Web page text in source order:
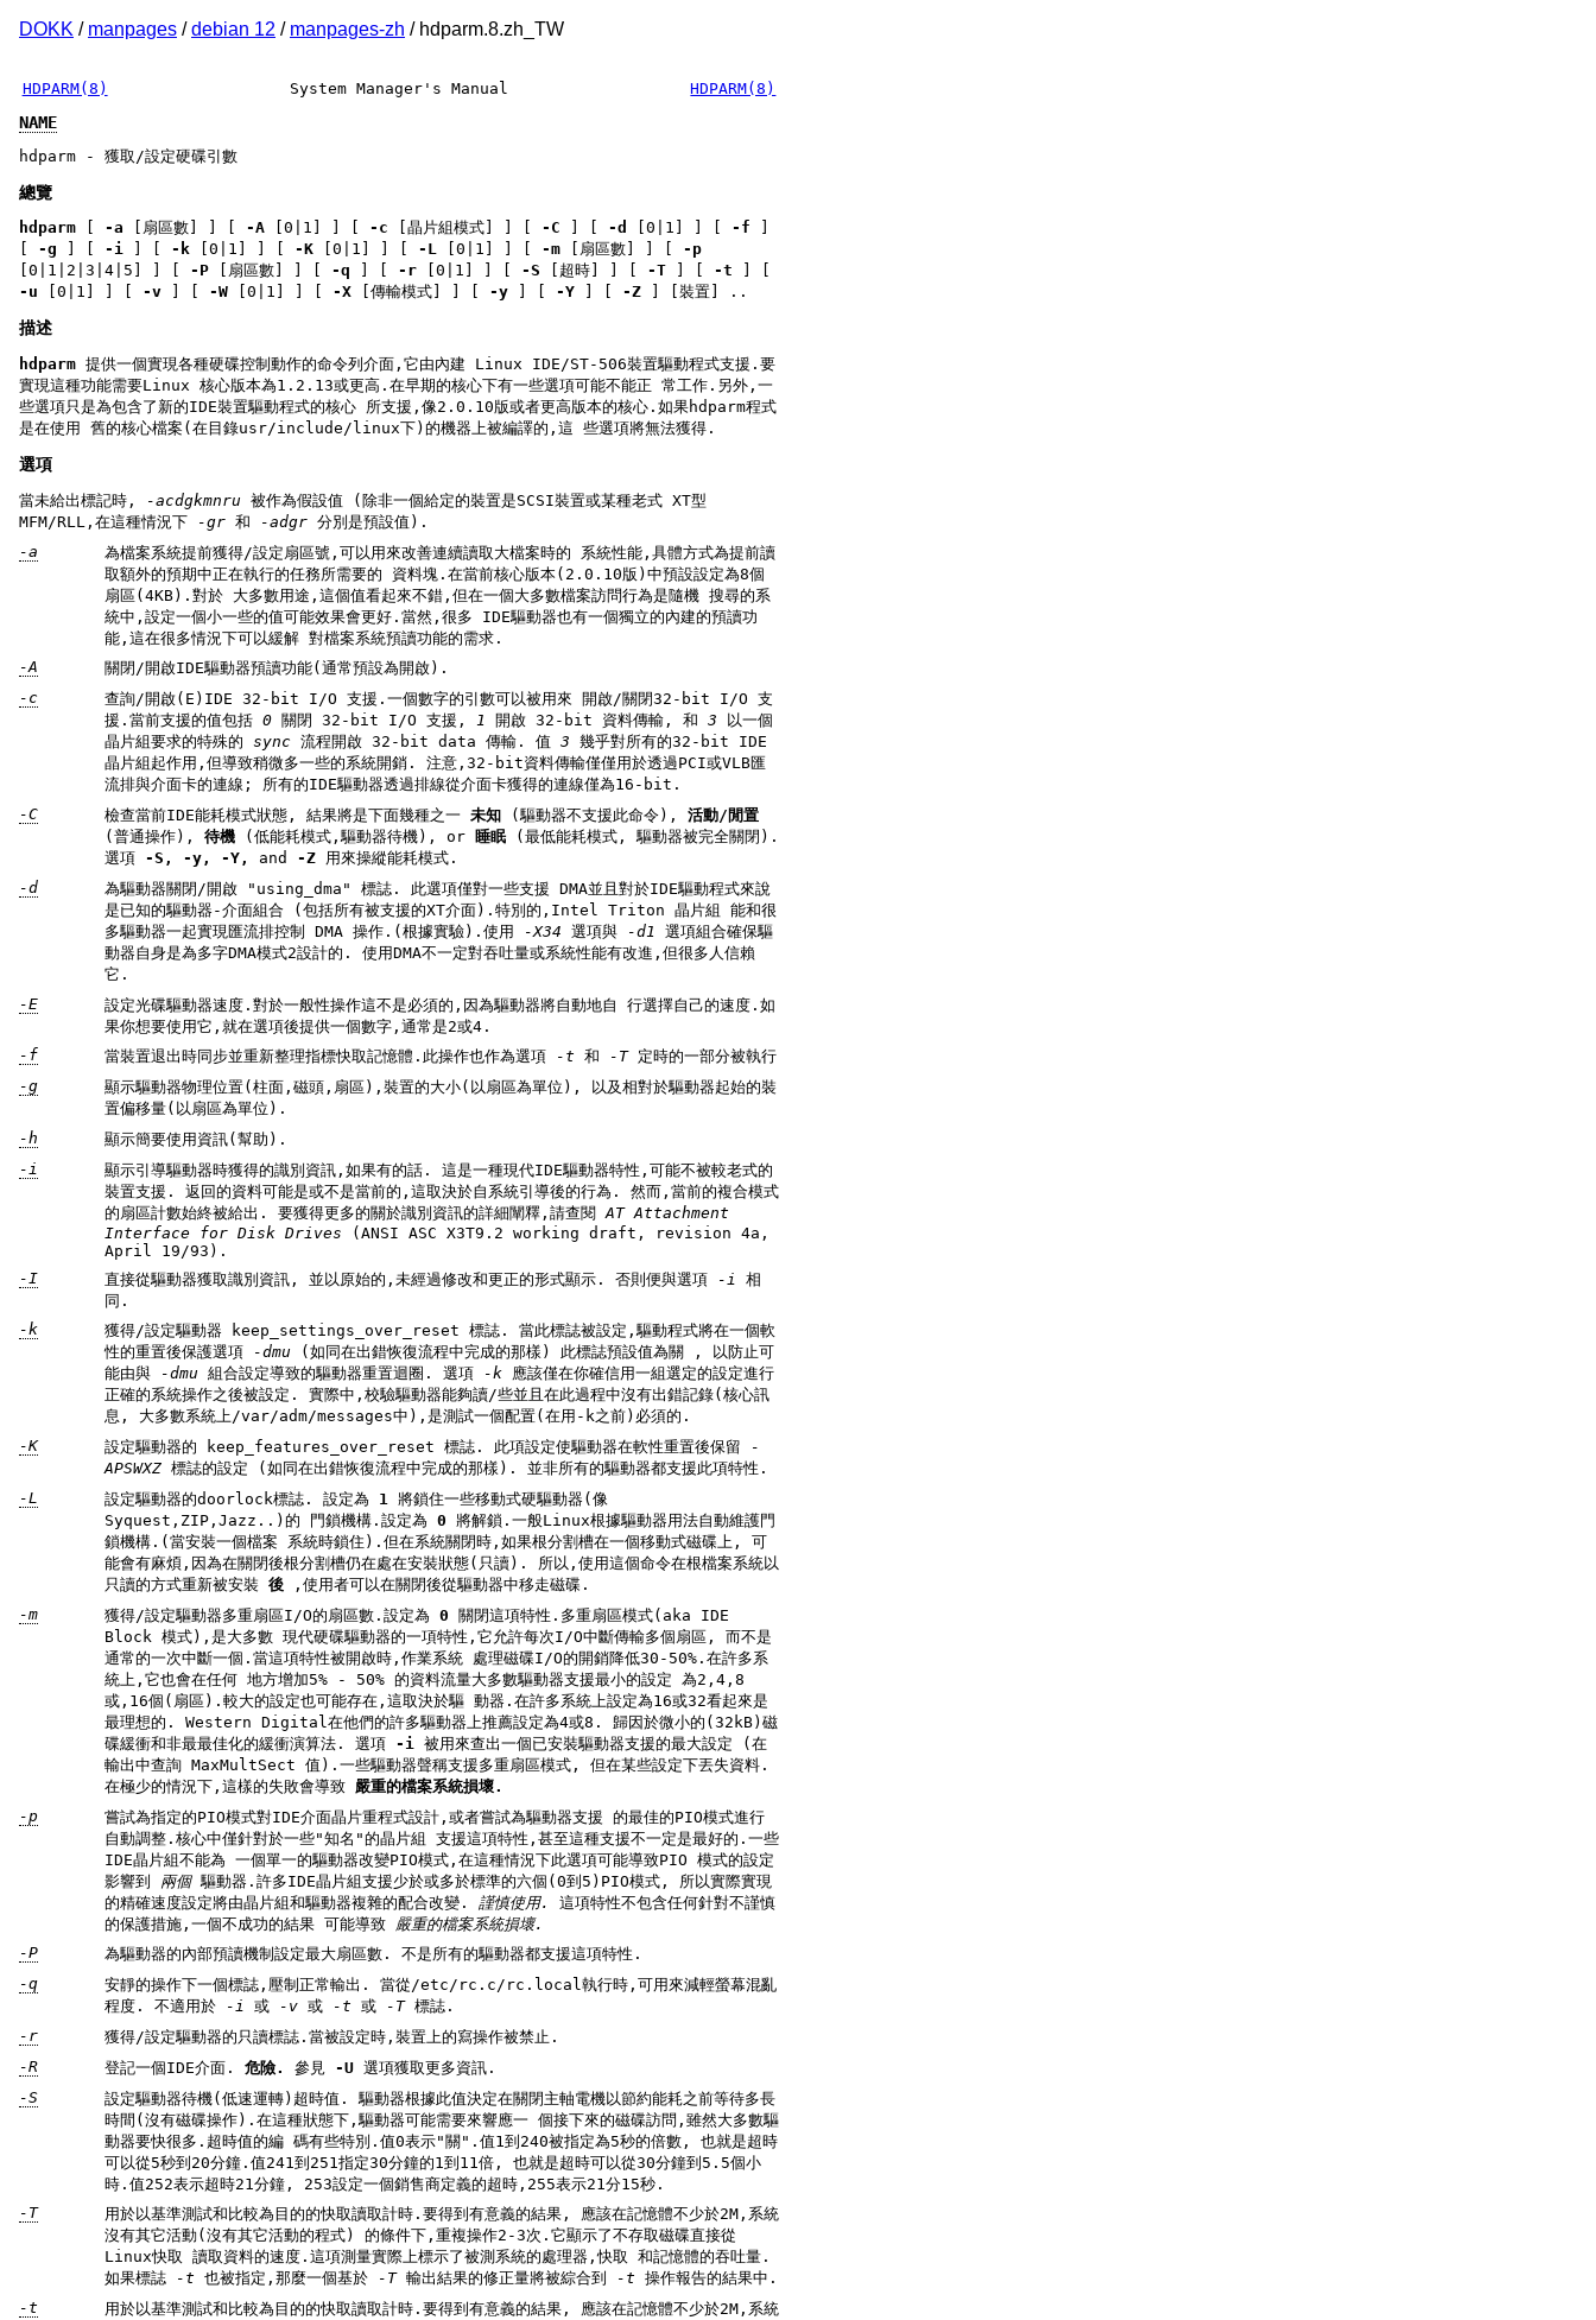
DOKK / manpages /debian 12 / manpages-zh / hdparm.8.zh_TW
HDPARM(8) System Manager's Manual HDPARM(8)
NAME
hdparm - 獲取/設定硬碟引數
總覽
hdparm -a [扇區數] ] [ -A [0|1] ] [ -c [晶片組模式] ] [ -C -d [0|1] ] [ -f
-g -i -k [0|1] ] [ -K [0|1] ] [ -L [0|1] ] [ -m [扇區數] ] [ -p
[0|1|2|3|4|5] ] [ -P [扇區數] ] [ -q -r [0|1] ] [ -S [超時] ] [ -T -t
-u [0|1] ] [ -v -W [0|1] ] [ -X [傳輸模式] ] [ -y -Y -Z ] [裝置] ..
描述
hdparm 提供一個實現各種硬碟控制動作的命令列介面,它由內建 Linux IDE/ST-506裝置驅動程式支援.要
實現這種功能需要Linux 核心版本為1.2.13或更高.在早期的核心下有一些選項可能不能正 常工作.另外,一
些選項只是為包含了新的IDE裝置驅動程式的核心 所支援,像2.0.10版或者更高版本的核心.如果hdparm程式
是在使用 舊的核心檔案(在目錄usr/include/linux下)的機器上被編譯的,這 些選項將無法獲得.
選項
當未給出標記時, -acdgkmnru 被作為假設值 (除非一個給定的裝置是SCSI裝置或某種老式 XT型
MFM/RLL,在這種情況下
-gr 和 -adgr 分別是預設值).
-a
為檔案系統提前獲得/設定扇區號,可以用來改善連續讀取大檔案時的 系統性能,具體方式為提前讀
取額外的預期中正在執行的任務所需要的 資料塊.在當前核心版本(2.0.10版)中預設設定為8個
扇區(4KB).對於 大多數用途,這個值看起來不錯,但在一個大多數檔案訪問行為是隨機 搜尋的系
統中,設定一個小一些的值可能效果會更好.當然,很多 IDE驅動器也有一個獨立的內建的預讀功
能,這在很多情況下可以緩解 對檔案系統預讀功能的需求.
-A
關閉/開啟IDE驅動器預讀功能(通常預設為開啟).
-c
查詢/開啟(E)IDE 32-bit I/O 支援.一個數字的引數可以被用來 開啟/關閉32-bit I/O 支
援.當前支援的值包括 0關閉 32-bit I/O 支援, 1 開啟 32-bit 資料傳輸, 和 3
晶片組要求的特殊的 sync 流程開啟 32-bit data 傳輸. 值 3 幾乎對所有的32-bit IDE
晶片組起作用,但導致稍微多一些的系統開銷. 注意,32-bit資料傳輸僅僅用於透過PCI或VLB匯
流排與介面卡的連線; 所有的IDE驅動器透過排線從介面卡獲得的連線僅為16-bit.
-C
檢查當前IDE能耗模式狀態, 結果將是下面幾種之一 未知 (驅動器不支援此命令), 活動/閒置
(普通操作), 待機 (低能耗模式,驅動器待機), or 睡眠(最低能耗模式, 驅動器被完全關閉).
選項 -S, -y, -Y, and -Z
用來操縱能耗模式.
-d
為驅動器關閉/開啟 "using_dma" 標誌. 此選項僅對一些支援 DMA並且對於IDE驅動程式來說
是已知的驅動器-介面組合 (包括所有被支援的XT介面).特別的,Intel Triton 晶片組 能和很
多驅動器一起實現匯流排控制 DMA 操作.(根據實驗).使用
-X34 選項與 -d1
動器自身是為多字DMA模式2設計的. 使用DMA不一定對吞吐量或系統性能有改進,但很多人信賴
它.
-E
設定光碟驅動器速度.對於一般性操作這不是必須的,因為驅動器將自動地自 行選擇自己的速度.如
果你想要使用它,就在選項後提供一個數字,通常是2或4.
-f
當裝置退出時同步並重新整理指標快取記憶體.此操作也作為選項 -t 和 -T
定時的一部分被執行
-g
顯示驅動器物理位置(柱面,磁頭,扇區),裝置的大小(以扇區為單位), 以及相對於驅動器起始的裝
置偏移量(以扇區為單位).
-h
顯示簡要使用資訊(幫助).
-i
顯示引導驅動器時獲得的識別資訊,如果有的話. 這是一種現代IDE驅動器特性,可能不被較老式的
裝置支援. 返回的資料可能是或不是當前的,這取決於自系統引導後的行為. 然而,當前的複合模式
的扇區計數始終被給出. 要獲得更多的關於識別資訊的詳細闡釋,請查閱 AT Attachment
Interface for Disk Drives (ANSI ASC X3T9.2 working draft, revision 4a,
April 19/93).
-I
直接從驅動器獲取識別資訊, 並以原始的,未經過修改和更正的形式顯示. 否則便與選項 -i
同.
-k
獲得/設定驅動器 keep_settings_over_reset 標誌. 當此標誌被設定,驅動程式將在一個軟
性的重置後保護選項
-dmu
能由與
-dmu 組合設定導致的驅動器重置迴圈. 選項 -k應該僅在你確信用一組選定的設定進行
正確的系統操作之後被設定. 實際中,校驗驅動器能夠讀/些並且在此過程中沒有出錯記錄(核心訊
息, 大多數系統上/var/adm/messages中),是測試一個配置(在用-k之前)必須的.
-K
設定驅動器的 keep_features_over_reset 標誌. 此項設定使驅動器在軟性重置後保留
-
APSWXZ
標誌的設定 (如同在出錯恢復流程中完成的那樣). 並非所有的驅動器都支援此項特性.
-L
設定驅動器的doorlock標誌. 設定為 1將鎖住一些移動式硬驅動器(像
Syquest,ZIP,Jazz..)的 門鎖機構.設定為 0
鎖機構.(當安裝一個檔案 系統時鎖住).但在系統關閉時,如果根分割槽在一個移動式磁碟上, 可
能會有麻煩,因為在關閉後根分割槽仍在處在安裝狀態(只讀). 所以,使用這個命令在根檔案系統以
只讀的方式重新被安裝 後
,使用者可以在關閉後從驅動器中移走磁碟.
-m
獲得/設定驅動器多重扇區I/O的扇區數.設定為 0
Block 模式),是大多數 現代硬碟驅動器的一項特性,它允許每次I/O中斷傳輸多個扇區, 而不是
通常的一次中斷一個.當這項特性被開啟時,作業系統 處理磁碟I/O的開銷降低30-50%.在許多系
統上,它也會在任何 地方增加5% - 50% 的資料流量大多數驅動器支援最小的設定 為2,4,8
或,16個(扇區).較大的設定也可能存在,這取決於驅 動器.在許多系統上設定為16或32看起來是
最理想的. Western Digital在他們的許多驅動器上推薦設定為4或8. 歸因於微小的(32kB)磁
碟緩衝和非最最佳化的緩衝演算法. 選項 -i
輸出中查詢 MaxMultSect 值).一些驅動器聲稱支援多重扇區模式, 但在某些設定下丟失資料.
在極少的情況下,這樣的失敗會導致 嚴重的檔案系統損壞.
-p
嘗試為指定的PIO模式對IDE介面晶片重程式設計,或者嘗試為驅動器支援 的最佳的PIO模式進行
自動調整.核心中僅針對於一些"知名"的晶片組 支援這項特性,甚至這種支援不一定是最好的.一些
IDE晶片組不能為 一個單一的驅動器改變PIO模式,在這種情況下此選項可能導致PIO 模式的設定
影響到 兩個驅動器.許多IDE晶片組支援少於或多於標準的六個(0到5)PIO模式, 所以實際實現
的精確速度設定將由晶片組和驅動器複雜的配合改變. 謹慎使用.
的保護措施,一個不成功的結果 可能導致 嚴重的檔案系統損壞.
-P
為驅動器的內部預讀機制設定最大扇區數. 不是所有的驅動器都支援這項特性.
-q
安靜的操作下一個標誌,壓制正常輸出. 當從/etc/rc.c/rc.local執行時,可用來減輕螢幕混亂
程度. 不適用於
-i 或 -v或 -t 或 -T標誌.
-r
獲得/設定驅動器的只讀標誌.當被設定時,裝置上的寫操作被禁止.
-R
登記一個IDE介面. 危險. 參見 -U 選項獲取更多資訊.
-S
設定驅動器待機(低速運轉)超時值. 驅動器根據此值決定在關閉主軸電機以節約能耗之前等待多長
時間(沒有磁碟操作).在這種狀態下,驅動器可能需要來響應一 個接下來的磁碟訪問,雖然大多數驅
動器要快很多.超時值的編 碼有些特別.值0表示"關".值1到240被指定為5秒的倍數, 也就是超時
可以從5秒到20分鐘.值241到251指定30分鐘的1到11倍, 也就是超時可以從30分鐘到5.5個小
時.值252表示超時21分鐘, 253設定一個銷售商定義的超時,255表示21分15秒.
-T
用於以基準測試和比較為目的的快取讀取計時.要得到有意義的結果, 應該在記憶體不少於2M,系統
沒有其它活動(沒有其它活動的程式) 的條件下,重複操作2-3次.它顯示了不存取磁碟直接從
Linux快取 讀取資料的速度.這項測量實際上標示了被測系統的處理器,快取 和記憶體的吞吐量.
如果標誌
-t 也被指定,那麼一個基於 -T 輸出結果的修正量將被綜合到 -t 操作報告的結果中.
-t
用於以基準測試和比較為目的的快取讀取計時.要得到有意義的結果, 應該在記憶體不少於2M,系統